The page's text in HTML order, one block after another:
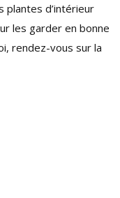
plantes d’intérieur
les garder en bonne
rendez-vous sur la